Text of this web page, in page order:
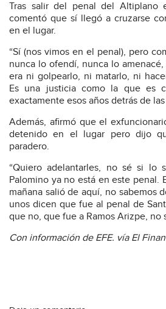
Tras salir del penal del Altiplano
comentó que sí llegó a cruzarse
en el lugar.
“Sí (nos vimos en el penal), pero
nunca lo ofendí, nunca lo
era ni golpearlo, ni matarlo, ni
Es una justicia como la que es
exactamente esos años detrás de
Además, afirmó que el
detenido en el lugar pero dijo
paradero.
“Quiero adelantarles, no sé si lo
Palomino ya no está en este penal.
mañana salió de aquí, no sabemos
unos dicen que fue al penal de
que no, que fue a Ramos Arizpe, no
Con información de EFE. vía El